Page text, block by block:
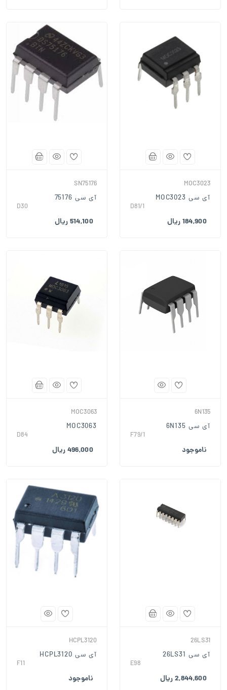
MOC3023
آی سی MOC3023
D81/1
184,900 ریال
SN75176
آی سی 75176
D30
514,100 ریال
6N135
آی سی 6N135
F79/1
ناموجود
MOC3063
MOC3063
D84
496,000 ریال
26LS31
آی سی 26LS31
E98
2,844,600 ریال
HCPL3120
آی سی HCPL3120
F11
ناموجود